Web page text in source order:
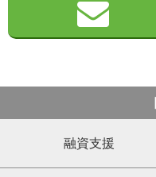
融資支援